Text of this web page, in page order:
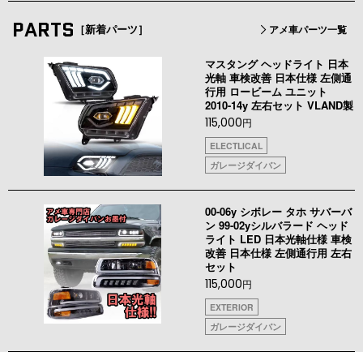
PARTS ［新着パーツ］ アメ車パーツ一覧
マスタング ヘッドライト 日本
光軸 車検改善 日本仕様 左側通
行用 ロービーム ユニット
2010-14y 左右セット VLAND製
115,000円
ELECTLICAL
ガレージダイバン
00-06y シボレー タホ サバーバ
ン 99-02yシルバラード ヘッド
ライト LED 日本光軸仕様 車検
改善 日本仕様 左側通行用 左右
セット
115,000円
EXTERIOR
ガレージダイバン